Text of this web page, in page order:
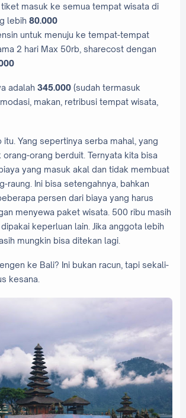
masuk ke semua tempat wisata di
lebih 80.000
untuk menuju ke tempat-tempat
2 hari Max 50rb, sharecost dengan
adalah 345.000 (sudah termasuk
makan, retribusi tempat wisata,
itu. Yang sepertinya serba mahal, yang
orang berduit. Ternyata kita bisa
yang masuk akal dan tidak membuat
raung. Ini bisa setengahnya, bahkan
persen dari biaya yang harus
menyewa paket wisata. 500 ribu masih
keperluan lain. Jika anggota lebih
mungkin bisa ditekan lagi.
ke Bali? Ini bukan racun, tapi sekali-
kesana.